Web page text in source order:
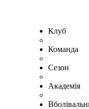
Клуб
Команда
Сезон
Академія